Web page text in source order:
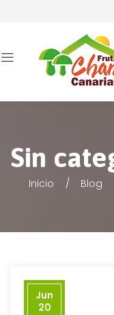
Sin
Inicio Blog
Jun
20